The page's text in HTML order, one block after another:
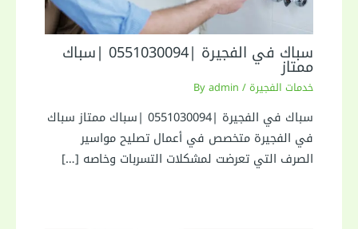
سباك في الفجيرة |0551030094 |سباك
ممتاز
خدمات الفجيرة / By
admin
سباك في الفجيرة |0551030094 |سباك ممتاز سباك
في الفجيرة متخصص في أعمال تصليح مواسير
الصرف التي تعرضت لمشكلات التسربات وخاصه […]